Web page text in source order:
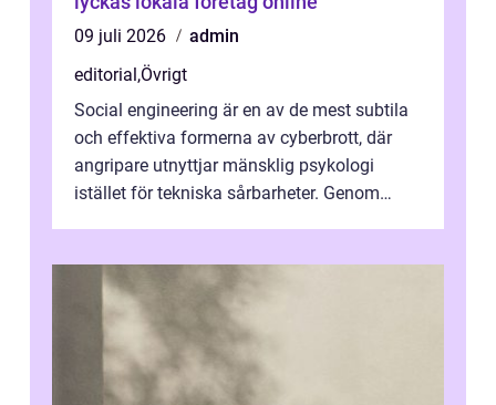
09 juli 2026
admin
editorial,Övrigt
Social engineering är en av de mest subtila
och effektiva formerna av cyberbrott, där
angripare utnyttjar mänsklig psykologi
istället för tekniska sårbarheter. Genom